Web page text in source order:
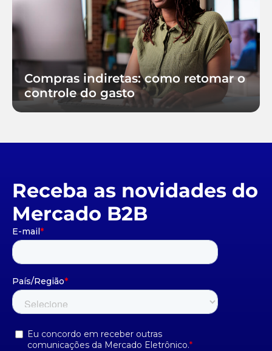
Compras indiretas: como retomar o
controle do gasto
Receba as novidades do
Mercado B2B